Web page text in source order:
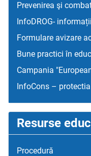
Prevenirea şi
InfoDROG-
Formulare avizare
Bune practici în
Campania
InfoCons –
Resurse
Procedură